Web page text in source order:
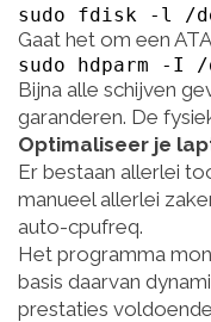
sudo fdisk -l /
Gaat het om een
sudo hdparm -I
Bijna alle schijven
garanderen. De
Optimaliseer je
Er bestaan allerlei
manueel allerlei
auto-cpufreq.
Het programma
basis daarvan
prestaties